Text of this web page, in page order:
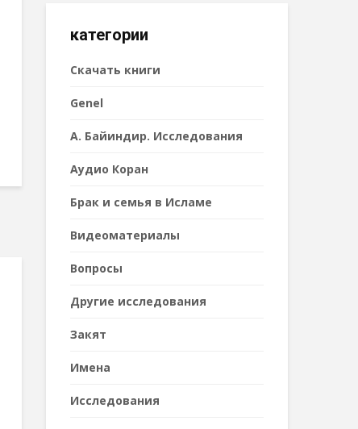
категории
Cкачать книги
Genel
А. Байиндир. Исследования
Аудио Коран
Брак и семья в Исламе
Видеоматериалы
Вопросы
Другие исследования
Закят
Имена
Исследования